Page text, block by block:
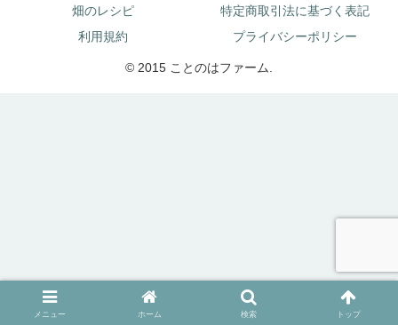
畑のレシピ
特定商取引法に基づく表記
利用規約
プライバシーポリシー
© 2015 ことのはファーム.
メニュー ホーム 検索 トップ